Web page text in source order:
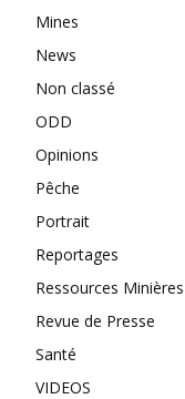
Mines
News
Non classé
ODD
Opinions
Pêche
Portrait
Reportages
Ressources Minières
Revue de Presse
Santé
VIDEOS